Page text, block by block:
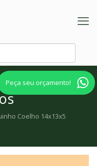
Peça seu orçamento!
Coelho 14x13x5